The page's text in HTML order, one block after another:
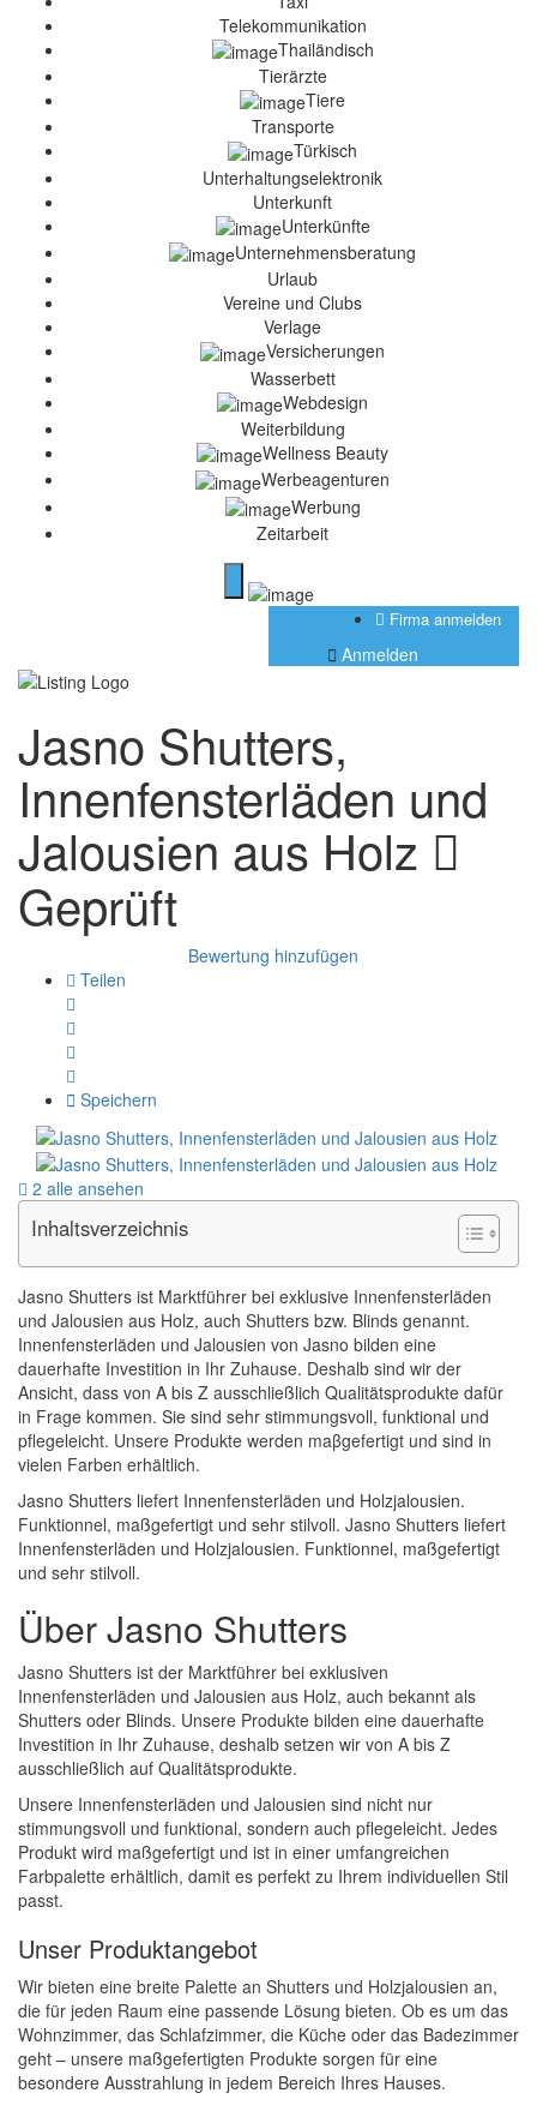
Telekommunikation
Thailändisch
Tierärzte
Tiere
Transporte
Türkisch
Unterhaltungselektronik
Unterkunft
Unterkünfte
Unternehmensberatung
Urlaub
Vereine und Clubs
Verlage
Versicherungen
Wasserbett
Webdesign
Weiterbildung
Wellness Beauty
Werbeagenturen
Werbung
Zeitarbeit
Firma anmelden
Anmelden
Jasno Shutters,
Innenfensterläden und
Jalousien aus Holz
Geprüft
Bewertung hinzufügen
Teilen
Speichern
2 alle ansehen
Inhaltsverzeichnis
Jasno Shutters ist Marktführer bei exklusive Innenfensterläden
und Jalousien aus Holz, auch Shutters bzw. Blinds genannt.
Innenfensterläden und Jalousien von Jasno bilden eine
dauerhafte Investition in Ihr Zuhause. Deshalb sind wir der
Ansicht, dass von A bis Z ausschließlich Qualitätsprodukte dafür
in Frage kommen. Sie sind sehr stimmungsvoll, funktional und
pflegeleicht. Unsere Produkte werden maβgefertigt und sind in
vielen Farben erhältlich.
Jasno Shutters liefert Innenfensterläden und Holzjalousien.
Funktionnel, maßgefertigt und sehr stilvoll. Jasno Shutters liefert
Innenfensterläden und Holzjalousien. Funktionnel, maßgefertigt
und sehr stilvoll.
Über Jasno Shutters
Jasno Shutters ist der Marktführer bei exklusiven
Innenfensterläden und Jalousien aus Holz, auch bekannt als
Shutters oder Blinds. Unsere Produkte bilden eine dauerhafte
Investition in Ihr Zuhause, deshalb setzen wir von A bis Z
ausschließlich auf Qualitätsprodukte.
Unsere Innenfensterläden und Jalousien sind nicht nur
stimmungsvoll und funktional, sondern auch pflegeleicht. Jedes
Produkt wird maßgefertigt und ist in einer umfangreichen
Farbpalette erhältlich, damit es perfekt zu Ihrem individuellen Stil
passt.
Unser Produktangebot
Wir bieten eine breite Palette an Shutters und Holzjalousien an,
die für jeden Raum eine passende Lösung bieten. Ob es um das
Wohnzimmer, das Schlafzimmer, die Küche oder das Badezimmer
geht – unsere maßgefertigten Produkte sorgen für eine
besondere Ausstrahlung in jedem Bereich Ihres Hauses.